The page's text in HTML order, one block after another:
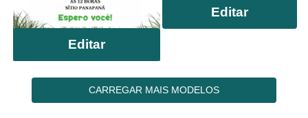
Editar
Editar
CARREGAR MAIS MODELOS